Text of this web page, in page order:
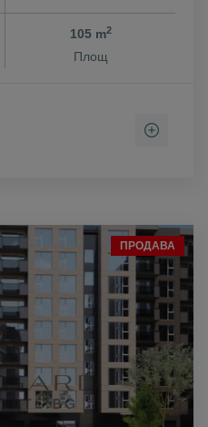
105 m2
Площ
ПРОДАВА